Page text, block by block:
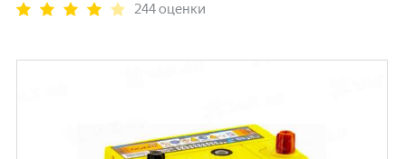
244 оценки